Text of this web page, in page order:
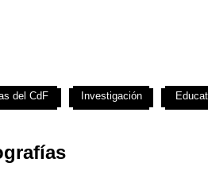
del CdF Investigación